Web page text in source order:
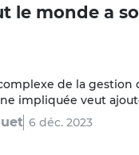
le monde a
de la gestion
impliquée veut
: un mojito fraise-
6 déc. 2023